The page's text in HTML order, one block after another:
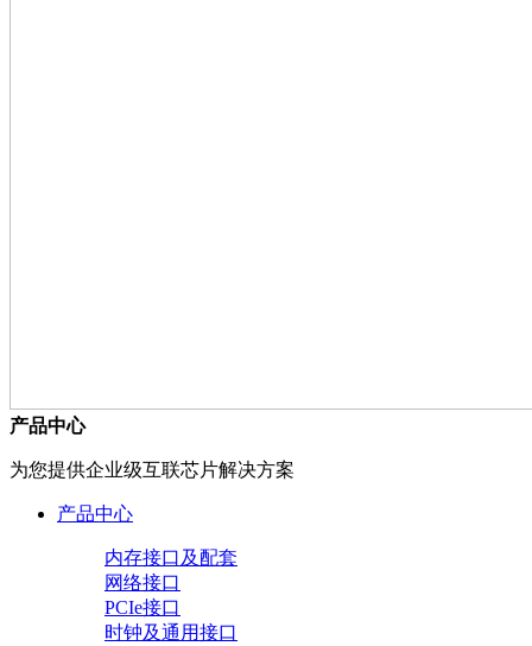
产品中心
为您提供企业级互联芯片解决方案
产品中心
内存接口及配套
网络接口
PCIe接口
时钟及通用接口